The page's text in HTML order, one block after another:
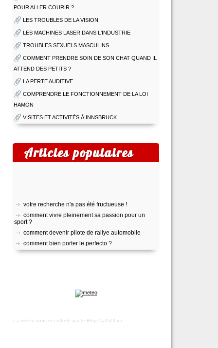
POUR ALLER COURIR ?
LES TROUBLES DE LA VISION
LES MACHINES LASER DANS L'INDUSTRIE
TROUBLES SEXUELS MASCULINS
COMMENT PRENDRE SOIN DE SON CHAT QUAND IL
ATTEND DES PETITS ?
LA PERTE AUDITIVE
COMPRENDRE LE FONCTIONNEMENT DE LA LOI
HAMON
VISITES ET ACTIVITÉS À INNSBRUCK
Articles populaires
comment vivre pleinement sa passion pour un
comment devenir pilote de rallye automobile
comment bien porter le perfecto ?
pratiquer le yoga
top 5 des meilleurs outils gratuits de transcription
voyage sur l’île d’oléron
toulouse, lyon, marseille : les quartiers les plus
La météo vous est offerte par le Blog CaVaChier.